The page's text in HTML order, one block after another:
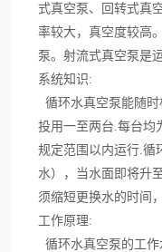
式真空泵、回转式真
率较大，真空度较高
泵。射流式真空泵是
系统知识:
循环水真空泵能随
投用一至两台.每台均
规定范围以内运行.循
水），当水面即将升
须缩短更换水的时间
工作原理:
循环水真空泵的工